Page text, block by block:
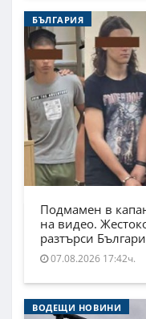
БЪЛГАРИЯ
Подмамен в
на видео.
разтърси
07.08.2026 17:42ч.
ВОДЕЩИ НОВИНИ